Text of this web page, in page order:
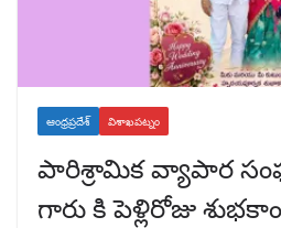
ఆంధ్రప్రదేశ్ విశాఖపట్నం
పారిశ్రామిక వ్యాపార
గారు కి పెళ్లిరోజు